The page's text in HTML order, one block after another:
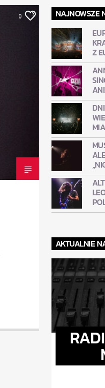
0
NAJNOWSZE
Z
AKTUALNIE